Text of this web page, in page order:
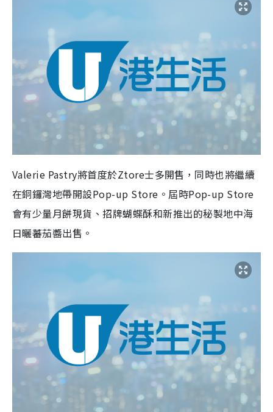
Valerie Pastry將首度於Ztore士多開售，同時也將繼續
在銅鑼灣地帶開設Pop-up Store。屆時Pop-up Store
會有少量月餅現貨、招牌蝴蝶酥和新推出的秘製地中海
日曬蕃茄醬出售。